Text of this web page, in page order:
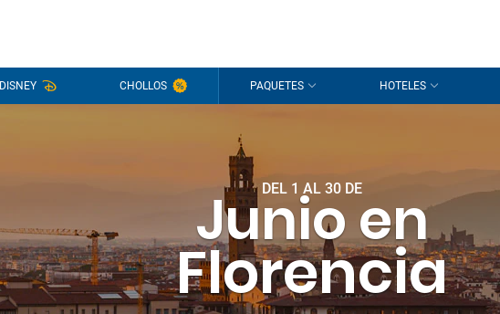
DISNEY CHOLLOS PAQUETES HOTELES
DEL 1 AL 30 DE
Junio en
Florencia